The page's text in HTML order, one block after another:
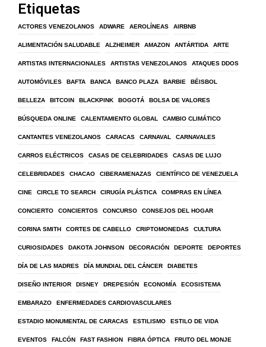
Etiquetas
ACTORES VENEZOLANOS ADWARE AEROLÍNEAS AIRBNB
ALIMENTACIÓN SALUDABLE ALZHEIMER AMAZON ANTÁRTIDA ARTE
ARTISTAS INTERNACIONALES ARTISTAS VENEZOLANOS ATAQUES DDOS
AUTOMÓVILES BAFTA BANCA BANCO PLAZA BARBIE BÉISBOL
BELLEZA BITCOIN BLACKPINK BOGOTÁ BOLSA DE VALORES
BÚSQUEDA ONLINE CALENTAMIENTO GLOBAL CAMBIO CLIMÁTICO
CANTANTES VENEZOLANOS CARACAS CARNAVAL CARNAVALES
CARROS ELÉCTRICOS CASAS DE CELEBRIDADES CASAS DE LUJO
CELEBRIDADES CHACAO CIBERAMENAZAS CIENTÍFICO DE VENEZUELA
CINE CIRCLE TO SEARCH CIRUGÍA PLÁSTICA COMPRAS EN LÍNEA
CONCIERTO CONCIERTOS CONCURSO CONSEJOS DEL HOGAR
CORINA SMITH CORTES DE CABELLO CRIPTOMONEDAS CULTURA
CURIOSIDADES DAKOTA JOHNSON DECORACIÓN DEPORTE DEPORTES
DÍA DE LAS MADRES DÍA MUNDIAL DEL CÁNCER DIABETES
DISEÑO INTERIOR DISNEY DREPESIÓN ECONOMÍA ECOSISTEMA
EMBARAZO ENFERMEDADES CARDIOVASCULARES
ESTADIO MONUMENTAL DE CARACAS ESTILISMO ESTILO DE VIDA
EVENTOS FALCÓN FAST FASHION FIBRA ÓPTICA FRUTO DEL MONJE